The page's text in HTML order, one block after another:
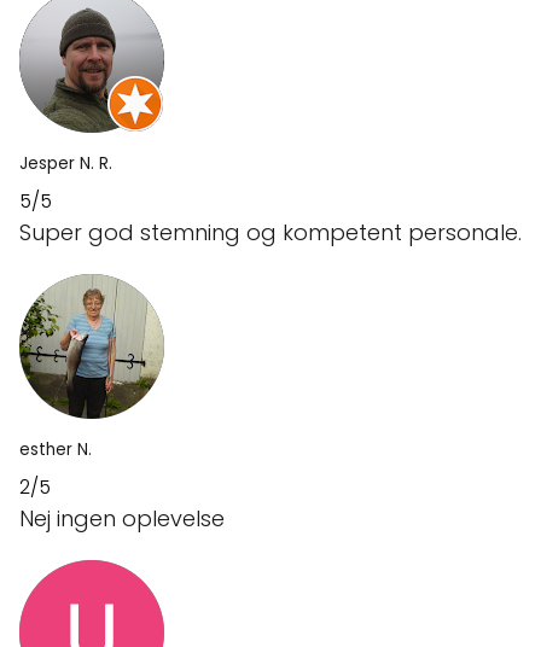
Jesper N. R.
5/5
Super god stemning og kompetent personale.
esther N.
2/5
Nej ingen oplevelse